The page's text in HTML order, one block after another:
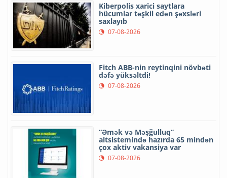
Kiberpolis xarici saytlara
hücumlar təşkil edən şəxsləri
saxlayıb
07-08-2026
Fitch ABB-nin reytinqini növbəti
dəfə yüksəltdi!
07-08-2026
“Əmək və Məşğulluq”
altsistemində hazırda 65 mindən
çox aktiv vakansiya var
07-08-2026